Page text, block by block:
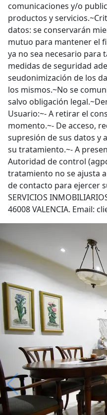
comunicaciones y/o
productos y
datos: se conservarán
mutuo para mantener el
ya no sea necesario para
medidas de seguridad
seudonimización de los
los mismos.~No se
salvo obligación
Usuario:~- A retirar el
momento.~- De acceso,
supresión de sus datos y
su tratamiento.~- A
Autoridad de control
tratamiento no se ajusta
de contacto para ejercer
SERVICIOS
46008 VALENCIA. Email: